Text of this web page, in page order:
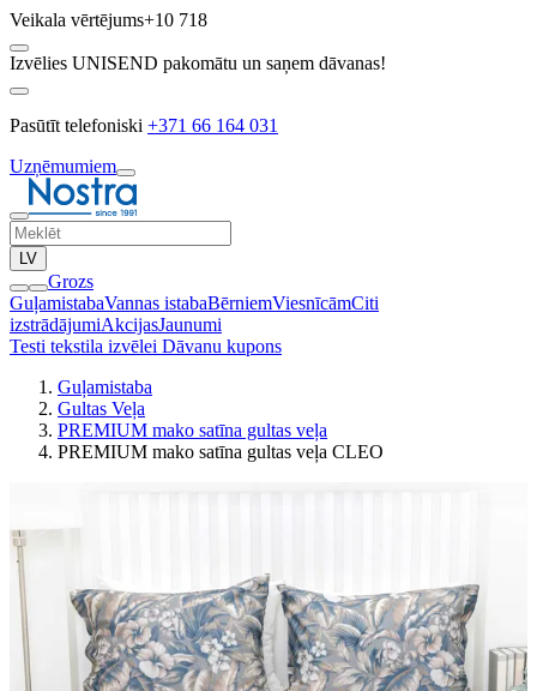
Veikala vērtējums+10 718
Izvēlies UNISEND pakomātu un saņem dāvanas!
Pasūtīt telefoniski +371 66 164 031
Uzņēmumiem
LV
Grozs
GuļamistabaVannas istabaBērniemViesnīcāmCiti
izstrādājumiAkcijasJaunumi
Testi tekstila izvēlei Dāvanu kupons
Guļamistaba
Gultas Veļa
PREMIUM mako satīna gultas veļa
PREMIUM mako satīna gultas veļa CLEO